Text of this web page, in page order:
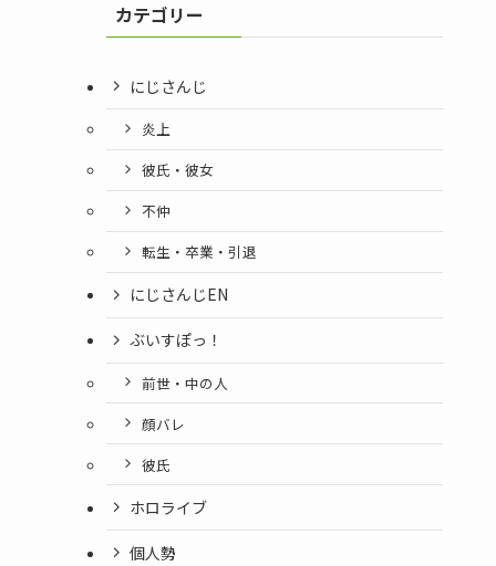
カテゴリー
にじさんじ
炎上
彼氏・彼女
不仲
転生・卒業・引退
にじさんじEN
ぶいすぽっ！
前世・中の人
顔バレ
彼氏
ホロライブ
個人勢